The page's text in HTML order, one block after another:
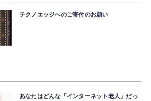
テクノエッジへのご寄付のお願い
あなたはどんな「インターネット老人」だっ